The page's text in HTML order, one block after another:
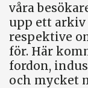
våra
upp ett
respektive
för. Här
fordon,
och mycket